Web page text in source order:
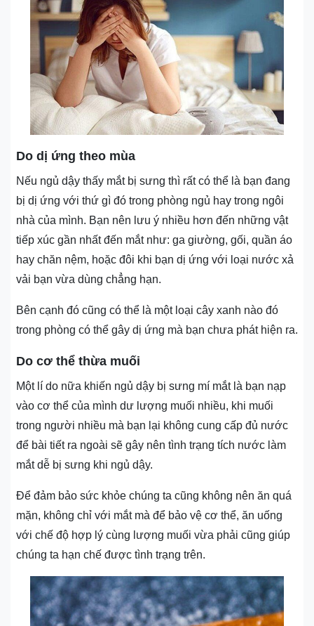
Do dị ứng theo mùa
Nếu ngủ dậy thấy mắt bị sưng thì rất có thể là bạn đang
bị dị ứng với thứ gì đó trong phòng ngủ hay trong ngôi
nhà của mình. Bạn nên lưu ý nhiều hơn đến những vật
tiếp xúc gần nhất đến mắt như: ga giường, gối, quần áo
hay chăn nệm, hoặc đôi khi bạn dị ứng với loại nước xả
vải bạn vừa dùng chẳng hạn.
Bên cạnh đó cũng có thể là một loại cây xanh nào đó
trong phòng có thể gây dị ứng mà bạn chưa phát hiện ra.
Do cơ thể thừa muối
Một lí do nữa khiến ngủ dậy bị sưng mí mắt là bạn nạp
vào cơ thể của mình dư lượng muối nhiều, khi muối
trong người nhiều mà bạn lại không cung cấp đủ nước
để bài tiết ra ngoài sẽ gây nên tình trạng tích nước làm
mắt dễ bị sưng khi ngủ dậy.
Để đảm bảo sức khỏe chúng ta cũng không nên ăn quá
mặn, không chỉ với mắt mà để bảo vệ cơ thể, ăn uống
với chế độ hợp lý cùng lượng muối vừa phải cũng giúp
chúng ta hạn chế được tình trạng trên.